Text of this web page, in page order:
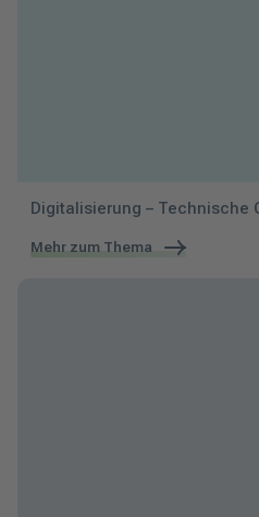
Digitalisierung – Technische
Mehr zum Thema